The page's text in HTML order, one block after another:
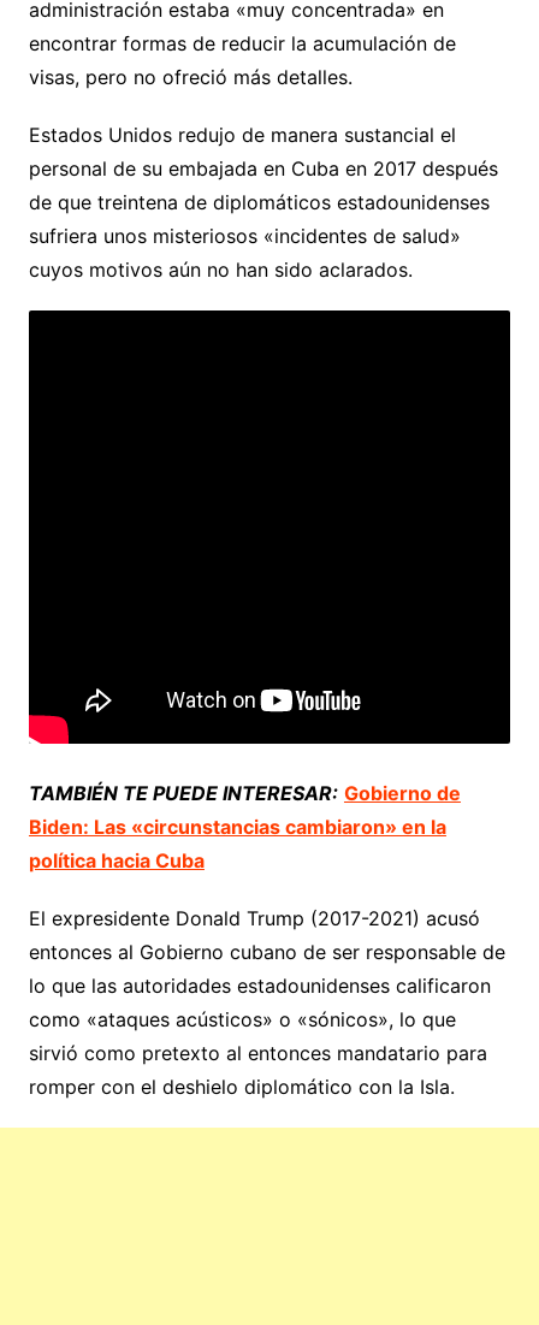
administración estaba «muy concentrada» en
encontrar formas de reducir la acumulación de
visas, pero no ofreció más detalles.
Estados Unidos redujo de manera sustancial el
personal de su embajada en Cuba en 2017 después
de que treintena de diplomáticos estadounidenses
sufriera unos misteriosos «incidentes de salud»
cuyos motivos aún no han sido aclarados.
TAMBIÉN TE PUEDE INTERESAR: Gobierno de
Biden: Las «circunstancias cambiaron» en la
política hacia Cuba
El expresidente Donald Trump (2017-2021) acusó
entonces al Gobierno cubano de ser responsable de
lo que las autoridades estadounidenses calificaron
como «ataques acústicos» o «sónicos», lo que
sirvió como pretexto al entonces mandatario para
romper con el deshielo diplomático con la Isla.